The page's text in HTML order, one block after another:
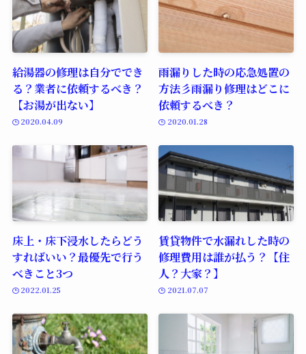
給湯器の修理は自分ででき
る？業者に依頼するべき？
【お湯が出ない】
2020.04.09
雨漏りした時の応急処置の
方法彡雨漏り修理はどこに
依頼するべき？
2020.01.28
床上・床下浸水したらどう
すればいい？最優先で行う
べきこと3つ
2022.01.25
賃貸物件で水漏れした時の
修理費用は誰が払う？【住
人？大家？】
2021.07.07